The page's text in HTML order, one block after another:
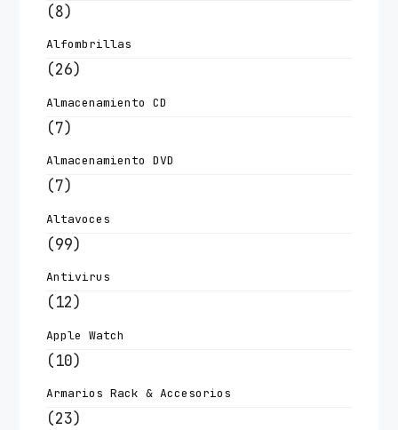
(8)
Alfombrillas
(26)
Almacenamiento CD
(7)
Almacenamiento DVD
(7)
Altavoces
(99)
Antivirus
(12)
Apple Watch
(10)
Armarios Rack & Accesorios
(23)